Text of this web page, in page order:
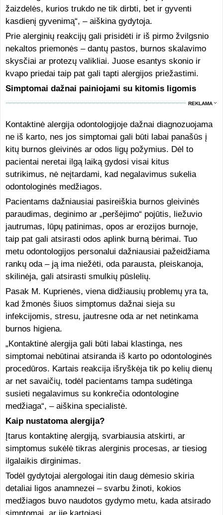
žaizdelės, kurios trukdo ne tik dirbti, bet ir gyventi
kasdienį gyvenimą“, – aiškina gydytoja.
Prie alerginių reakcijų gali prisidėti ir iš pirmo žvilgsnio
nekaltos priemonės – dantų pastos, burnos skalavimo
skysčiai ar protezų valikliai. Juose esantys skonio ir
kvapo priedai taip pat gali tapti alergijos priežastimi.
Simptomai dažnai painiojami su kitomis ligomis
REKLAMA
Kontaktinė alergija odontologijoje dažnai diagnozuojama
ne iš karto, nes jos simptomai gali būti labai panašūs į
kitų burnos gleivinės ar odos ligų požymius. Dėl to
pacientai neretai ilgą laiką gydosi visai kitus
sutrikimus, nė neįtardami, kad negalavimus sukelia
odontologinės medžiagos.
Pacientams dažniausiai pasireiškia burnos gleivinės
paraudimas, deginimo ar „peršėjimo“ pojūtis, liežuvio
jautrumas, lūpų patinimas, opos ar erozijos burnoje,
taip pat gali atsirasti odos aplink burną bėrimai. Tuo
metu odontologijos personalui dažniausiai pažeidžiama
rankų oda – ją ima niežėti, oda parausta, pleiskanoja,
skilinėja, gali atsirasti smulkių pūslelių.
Pasak M. Kuprienės, viena didžiausių problemų yra ta,
kad žmonės šiuos simptomus dažnai sieja su
infekcijomis, stresu, jautresne oda ar net netinkama
burnos higiena.
„Kontaktinė alergija gali būti labai klastinga, nes
simptomai nebūtinai atsiranda iš karto po odontologinės
procedūros. Kartais reakcija išryškėja tik po kelių dienų
ar net savaičių, todėl pacientams tampa sudėtinga
susieti negalavimus su konkrečia odontologine
medžiaga“, – aiškina specialistė.
Kaip nustatoma alergija?
Įtarus kontaktinę alergiją, svarbiausia atskirti, ar
simptomus sukėlė tikras alerginis procesas, ar tiesiog
ilgalaikis dirginimas.
Todėl gydytojai alergologai itin daug dėmesio skiria
detaliai ligos anamnezei – svarbu žinoti, kokios
medžiagos buvo naudotos gydymo metu, kada atsirado